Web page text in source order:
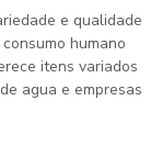
e qualidade
humano
itens variados
agua e empresas